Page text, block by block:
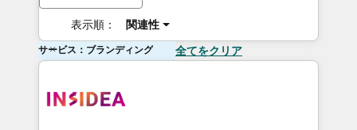
表示順： 関連性
サービス：ブランディング 全てをクリア